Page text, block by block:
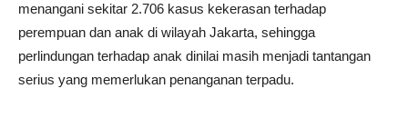
menangani sekitar 2.706 kasus kekerasan terhadap
perempuan dan anak di wilayah Jakarta, sehingga
perlindungan terhadap anak dinilai masih menjadi tantangan
serius yang memerlukan penanganan terpadu.